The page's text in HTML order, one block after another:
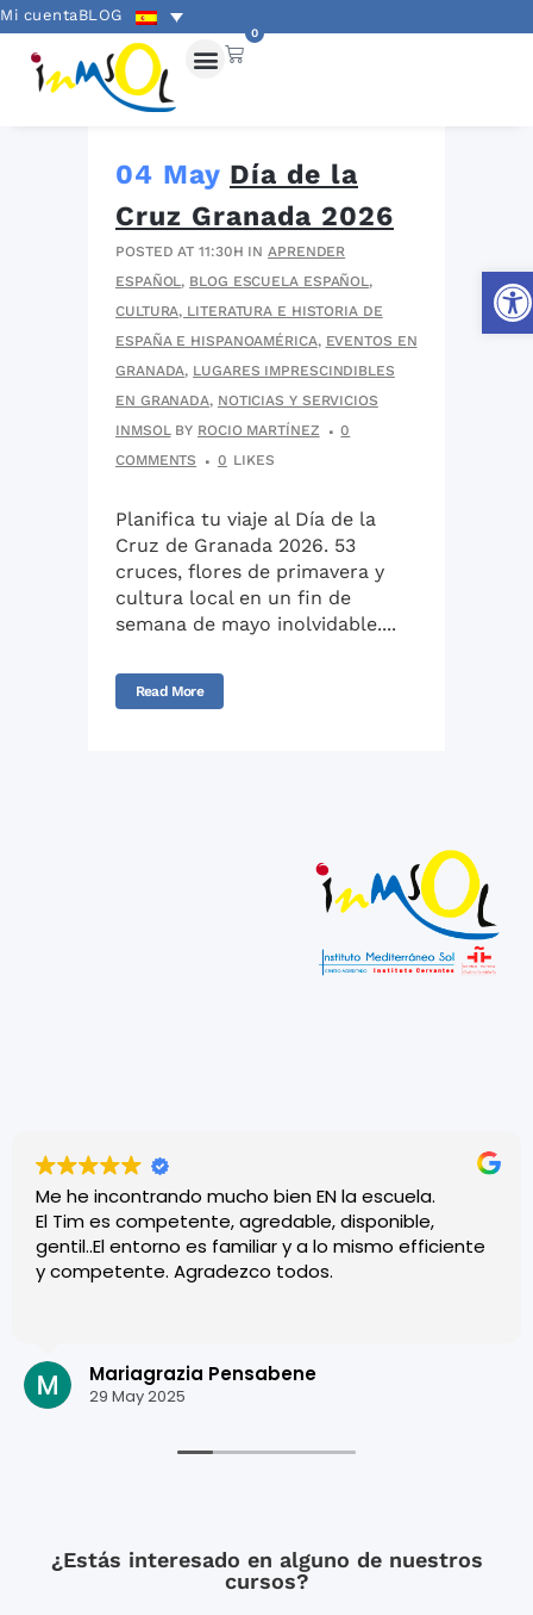
Mi cuentaBLOG
0
04 May Día de la
Cruz Granada 2026
POSTED AT 11:30H INAPRENDER
ESPAÑOL, BLOG ESCUELA ESPAÑOL,
CULTURA, LITERATURA E HISTORIA DE
ESPAÑA E HISPANOAMÉRICA, EVENTOS EN
GRANADA, LUGARES IMPRESCINDIBLES
EN GRANADA, NOTICIAS Y SERVICIOS
INMSOL BY ROCIO MARTÍNEZ
0
COMMENTS
0 LIKES
Planifica tu viaje al Día de la
Cruz de Granada 2026. 53
cruces, flores de primavera y
cultura local en un fin de
semana de mayo inolvidable....
Read More
Me he incontrando mucho bien EN la escuela.
El Tim es competente, agredable, disponible,
gentil..El entorno es familiar y a lo mismo efficiente
y competente. Agradezco todos.
Mariagrazia Pensabene
29 May 2025
¿Estás interesado en alguno de nuestros
cursos?